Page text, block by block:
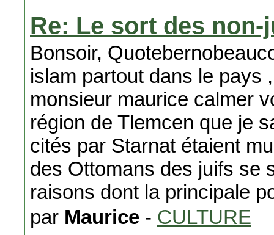
Re: Le sort des
Bonsoir,
islam partout dans le pays
monsieur maurice calmer
région de Tlemcen que je
cités par Starnat étaient
des Ottomans des juifs se
raisons dont la principale
par Maurice - CULTURE